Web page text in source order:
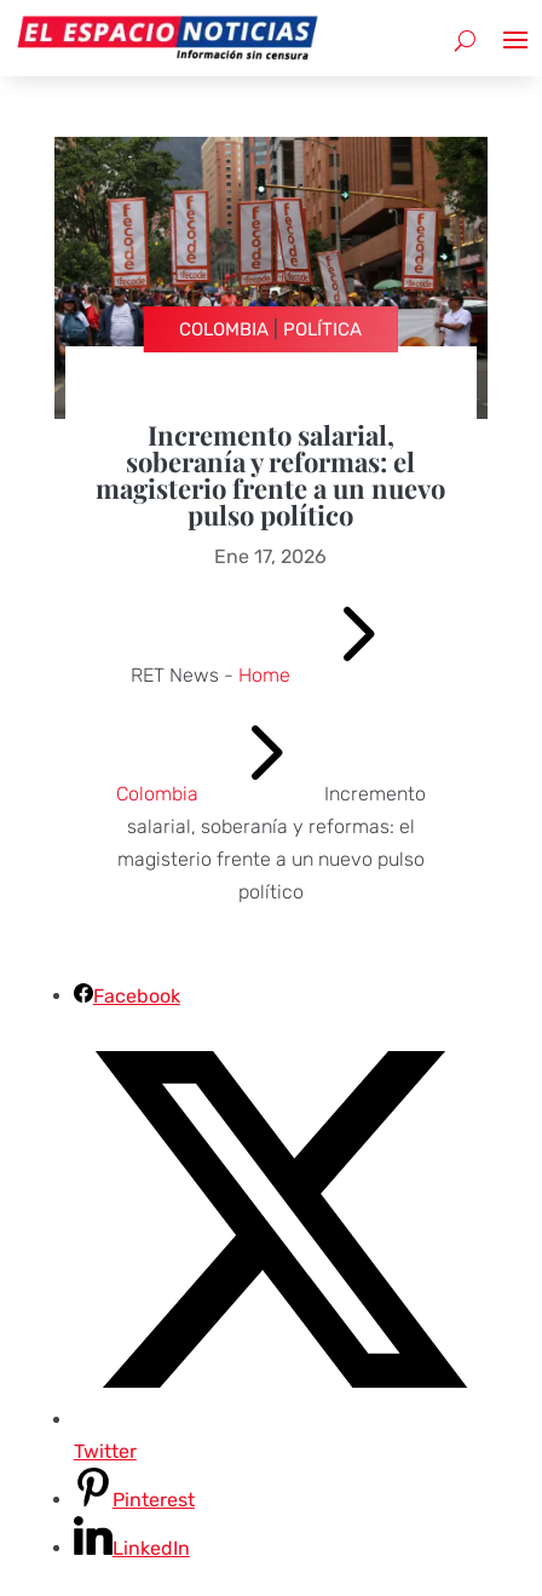
COLOMBIA POLÍTICA
Incremento salarial,
soberanía y reformas: el
magisterio frente a un nuevo
pulso político
Ene 17, 2026
RET News - Home 5
Colombia 5
Incremento
salarial, soberanía y reformas: el
magisterio frente a un nuevo pulso
político
Facebook
Twitter
Pinterest
LinkedIn